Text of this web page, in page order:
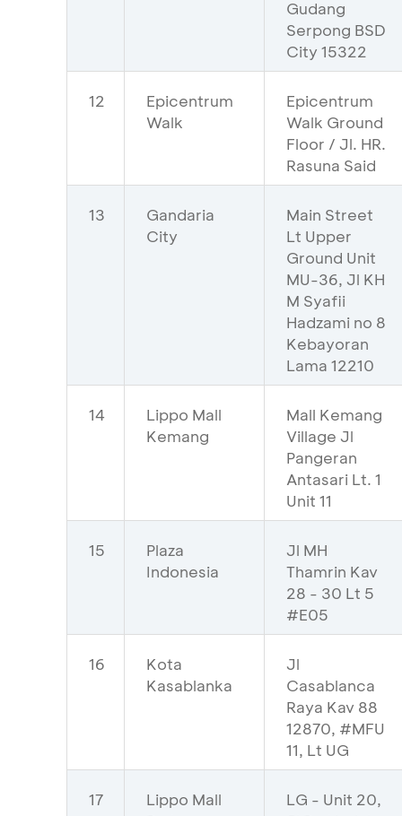
Gudang
Serpong BSD
City 15322
12
Epicentrum
Walk
Epicentrum
Walk Ground
Floor / Jl. HR.
Rasuna Said
13
Gandaria
City
Main Street
Lt Upper
Ground Unit
MU-36, Jl KH
M Syafii
Hadzami no 8
Kebayoran
Lama 12210
14
Lippo Mall
Kemang
Mall Kemang
Village Jl
Pangeran
Antasari Lt. 1
Unit 11
15
Plaza
Indonesia
Jl MH
Thamrin Kav
28 - 30 Lt 5
#E05
16
Kota
Kasablanka
Jl
Casablanca
Raya Kav 88
12870, #MFU
11, Lt UG
17
Lippo Mall
LG - Unit 20,